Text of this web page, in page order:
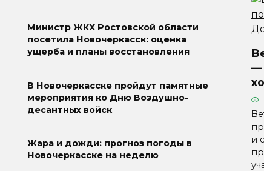
—
и
Министр ЖКХ Ростовской области
посетила Новочеркасск: оценка
ущерба и планы восстановления
В Новочеркасске пройдут памятные
мероприятия ко Дню Воздушно-
десантных войск
Жара и дожди: прогноз погоды в
Новочеркасске на неделю